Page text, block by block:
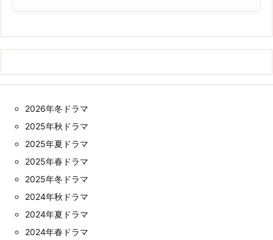
2026年冬ドラマ
2025年秋ドラマ
2025年夏ドラマ
2025年春ドラマ
2025年冬ドラマ
2024年秋ドラマ
2024年夏ドラマ
2024年春ドラマ